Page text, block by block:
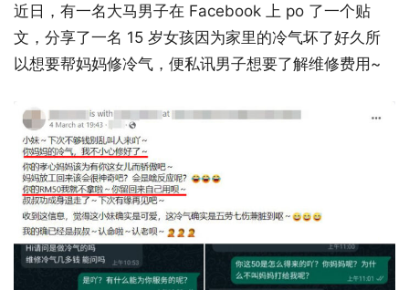
近日，有一名大马男子在 Facebook 上 po 了一个贴
文，分享了一名 15 岁女孩因为家里的冷气坏了好久所
以想要帮妈妈修冷气，便私讯男子想要了解维修费用~